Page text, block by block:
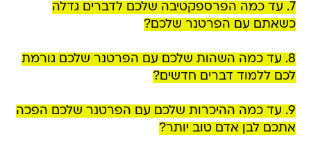
7. עד כמה הפרספקטיבה שלכם לדברים גדלה
כשאתם עם הפרטנר שלכם?
8. עד כמה השהות שלכם עם הפרטנר שלכם גורמת
לכם ללמוד דברים חדשים?
9. עד כמה ההיכרות שלכם עם הפרטנר שלכם הפכה
אתכם לבן אדם טוב יותר?